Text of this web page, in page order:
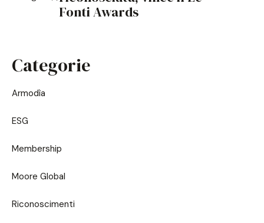
Fonti Awards
Categorie
Armodìa
ESG
Membership
Moore Global
Riconoscimenti